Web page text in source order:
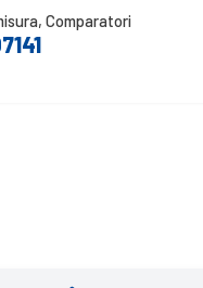
,Comparatori